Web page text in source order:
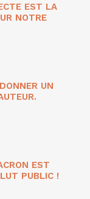
EST LA
NOTRE
UN
EST
PUBLIC !